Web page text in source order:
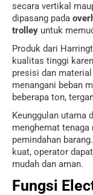
secara vertikal
dipasang pada
trolley untuk
Produk dari
kualitas tinggi
presisi dan
menangani beban
beberapa ton,
Keunggulan utama
menghemat
pemindahan
kuat, operator
mudah dan aman.
Fungsi